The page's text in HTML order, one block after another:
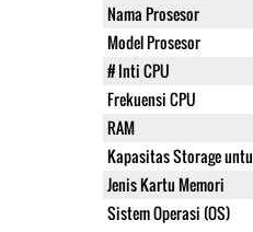
Nama Prosesor
Model Prosesor
# Inti CPU
Frekuensi CPU
RAM
Kapasitas Storage
Jenis Kartu Memori
Sistem Operasi (OS)